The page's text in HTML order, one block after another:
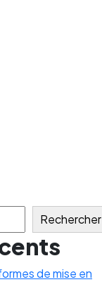
Rechercher
de mise en